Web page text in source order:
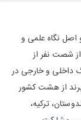
اصل نگاه علمی و
شصت نفر از
داخلی و خارجی در
از هشت کشور
ترکیه،